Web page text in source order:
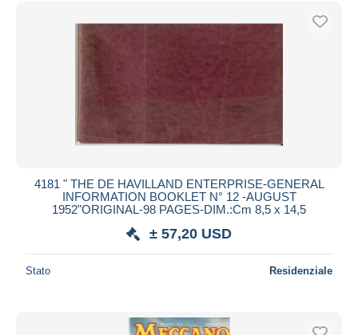
4181 " THE DE HAVILLAND ENTERPRISE-GENERAL
INFORMATION BOOKLET N° 12 -AUGUST
1952"ORIGINAL-98 PAGES-DIM.:Cm 8,5 x 14,5
± 57,20 USD
Stato Residenziale